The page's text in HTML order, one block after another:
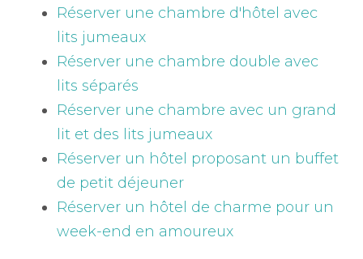
Réserver une chambre d'hôtel avec
lits jumeaux
Réserver une chambre double avec
lits séparés
Réserver une chambre avec un grand
lit et des lits jumeaux
Réserver un hôtel proposant un buffet
de petit déjeuner
Réserver un hôtel de charme pour un
week-end en amoureux